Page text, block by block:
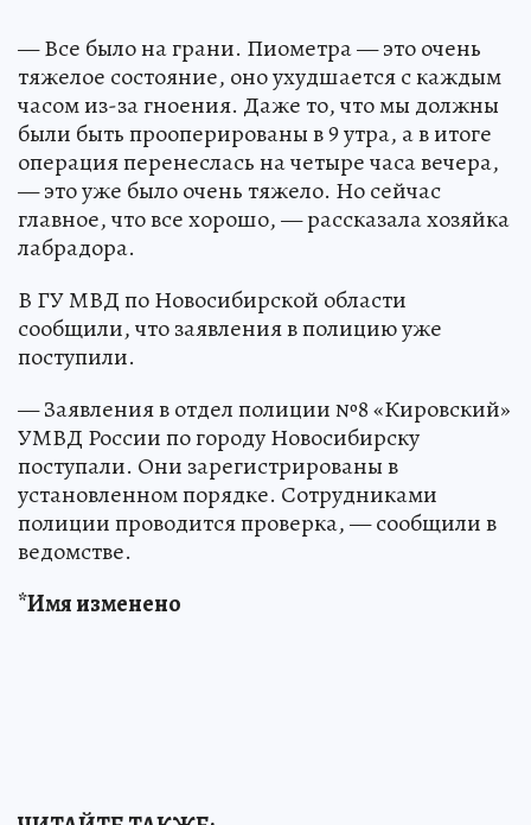
— Все было на грани. Пиометра — это очень
тяжелое состояние, оно ухудшается с каждым
часом из-за гноения. Даже то, что мы должны
были быть прооперированы в 9 утра, а в итоге
операция перенеслась на четыре часа вечера,
— это уже было очень тяжело. Но сейчас
главное, что все хорошо, — рассказала хозяйка
лабрадора.
В ГУ МВД по Новосибирской области
сообщили, что заявления в полицию уже
поступили.
— Заявления в отдел полиции №8 «Кировский»
УМВД России по городу Новосибирску
поступали. Они зарегистрированы в
установленном порядке. Сотрудниками
полиции проводится проверка, — сообщили в
ведомстве.
*Имя изменено